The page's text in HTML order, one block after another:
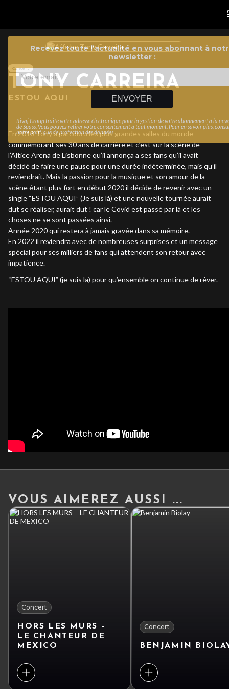
Recevez toute l’actualité en vous abonnant à
newsletter :
ENVOYER
Rivaj Group traite votre adresse électronique pour la gestion de votre abonnement à la
deSpass. Vous pouvez retirer votre consentement à tout moment. Pour en savoir plus,
notrepolitique de protection des données.
Concert
TONY CARREIRA
ESTOU AQUI
En 2018 Tony a parcouru les plus grandes salles du monde
commémorant ses 30 ans de carrière et c’est sur la scène de
l’Altice Arena de Lisbonne qu’il annonça a ses fans qu’il avait
décidé de faire une pause pour une durée indéterminée, mais qu’il
reviendrait. Mais la passion pour la musique et son amour de la
scène étant plus fort en début 2020 il décide de revenir avec un
single “ESTOU AQUI” (Je suis là) et une nouvelle tournée aurait
dut se réaliser, aurait dut ! car le Covid est passé par là et les
choses ne se sont passées ainsi.
Année 2020 qui restera à jamais gravée dans sa mémoire.
En 2022 il reviendra avec de nombreuses surprises et un message
spécial pour ses milliers de fans qui attendent son retour avec
impatience.
“ESTOU AQUI” (je suis la) pour qu’ensemble on continue de rêver.
VOUS AIMEREZ AUSSI ...
Concert
HORS LES MURS –
LE CHANTEUR DE
MEXICO
Concert
BENJAMIN